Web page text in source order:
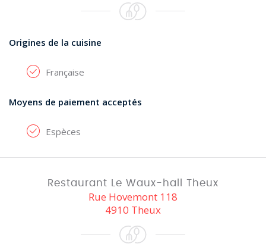
Origines de la cuisine
Française
Moyens de paiement acceptés
Espèces
Restaurant Le Waux-hall Theux
Rue Hovemont 118
4910 Theux